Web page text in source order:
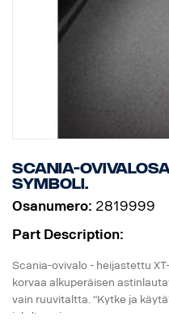
Scania-
symboli.
Osanumero: 2819999
Part Description:
Scania-ovivalo - heijastettu
korvaa alkuperäisen
vain ruuvitaltta. "Kytke ja
johdinsarjaan.